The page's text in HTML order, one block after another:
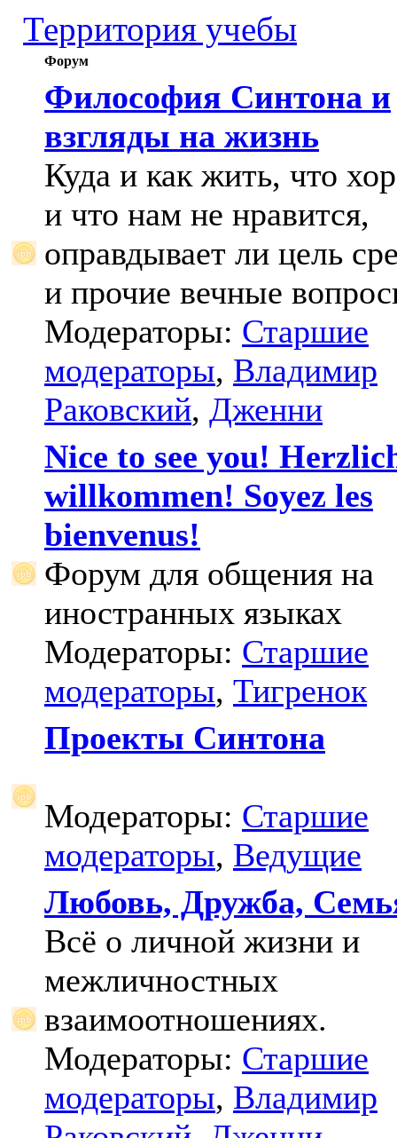
Территория учебы
Форум
Философия Синтона и
взгляды на жизнь
Куда и как жить, что
и что нам не нравится,
оправдывает ли цель
и прочие вечные
Модераторы: Старшие
модераторы, Владимир
Раковский, Дженни
Nice to see you!
willkommen! Soyez les
bienvenus!
Форум для общения на
иностранных языках
Модераторы: Старшие
модераторы, Тигренок
Проекты Синтона
Модераторы: Старшие
модераторы, Ведущие
Любовь, Дружба,
Всё о личной жизни и
межличностных
взаимоотношениях.
Модераторы: Старшие
модераторы, Владимир